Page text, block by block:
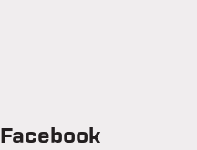
Facebook